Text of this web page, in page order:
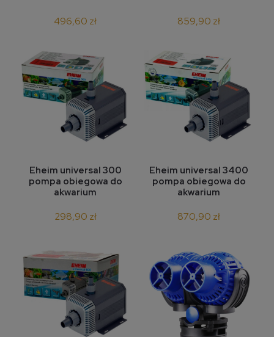
496,60 zł 859,90 zł
Eheim universal 300
pompa obiegowa do
akwarium
298,90 zł
Eheim universal 3400
pompa obiegowa do
akwarium
870,90 zł